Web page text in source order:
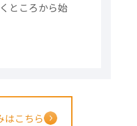
ところから始
はこちら